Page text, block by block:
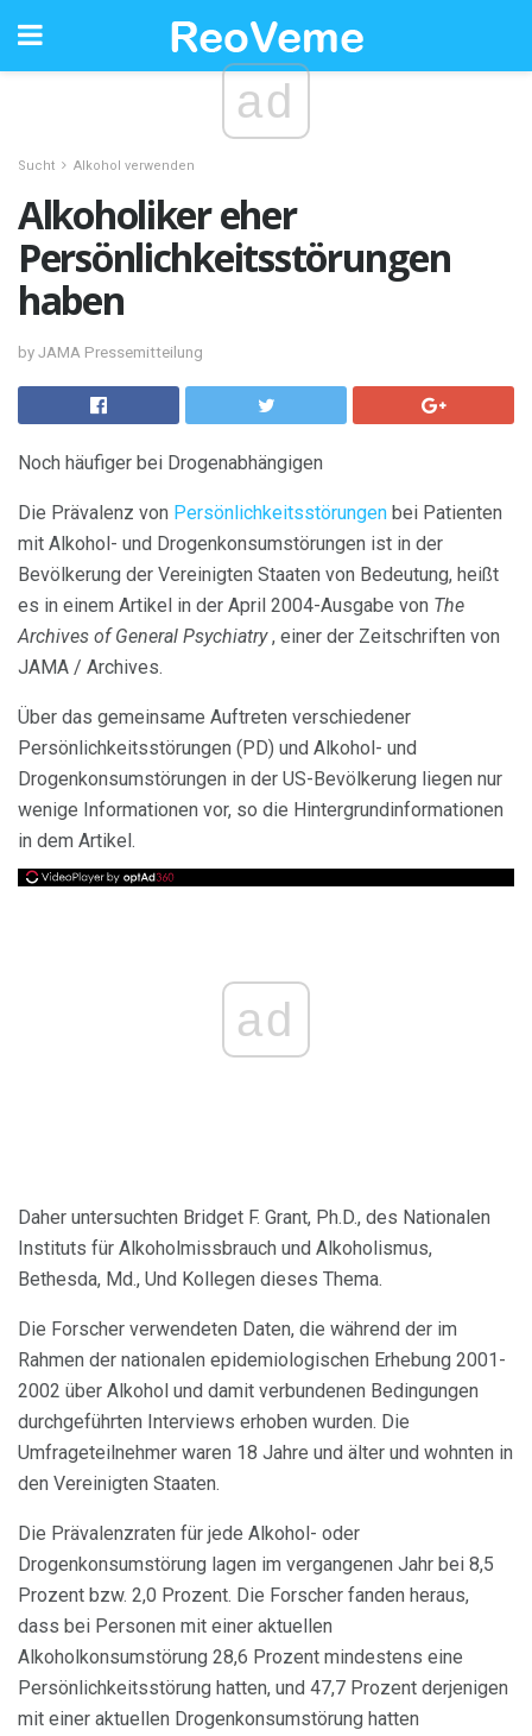
ad
Sucht Alkohol verwenden
Alkoholiker eher
Persönlichkeitsstörungen
haben
by JAMA Pressemitteilung
Noch häufiger bei Drogenabhängigen
Die Prävalenz von Persönlichkeitsstörungen bei Patienten
mit Alkohol- und Drogenkonsumstörungen ist in der
Bevölkerung der Vereinigten Staaten von Bedeutung, heißt
es in einem Artikel in der April 2004-Ausgabe von The
Archives of General Psychiatry, einer der Zeitschriften von
JAMA / Archives.
Über das gemeinsame Auftreten verschiedener
Persönlichkeitsstörungen (PD) und Alkohol- und
Drogenkonsumstörungen in der US-Bevölkerung liegen nur
wenige Informationen vor, so die Hintergrundinformationen
in dem Artikel.
ad
Daher untersuchten Bridget F. Grant, Ph.D., des Nationalen
Instituts für Alkoholmissbrauch und Alkoholismus,
Bethesda, Md., Und Kollegen dieses Thema.
Die Forscher verwendeten Daten, die während der im
Rahmen der nationalen epidemiologischen Erhebung 2001-
2002 über Alkohol und damit verbundenen Bedingungen
durchgeführten Interviews erhoben wurden. Die
Umfrageteilnehmer waren 18 Jahre und älter und wohnten in
den Vereinigten Staaten.
Die Prävalenzraten für jede Alkohol- oder
Drogenkonsumstörung lagen im vergangenen Jahr bei 8,5
Prozent bzw. 2,0 Prozent. Die Forscher fanden heraus,
dass bei Personen mit einer aktuellen
Alkoholkonsumstörung 28,6 Prozent mindestens eine
Persönlichkeitsstörung hatten, und 47,7 Prozent derjenigen
mit einer aktuellen Drogenkonsumstörung hatten